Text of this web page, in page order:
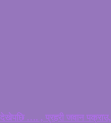
…. , प्रहरी जवान पक्राउ,